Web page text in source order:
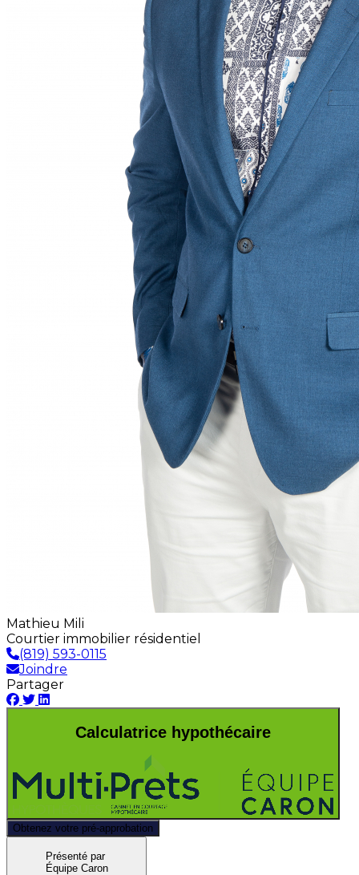
Mathieu Mili
Courtier immobilier résidentiel
(819) 593-0115
Joindre
Partager
Calculatrice hypothécaire
Obtenez votre pré-approbation
Présenté par
Équipe Caron